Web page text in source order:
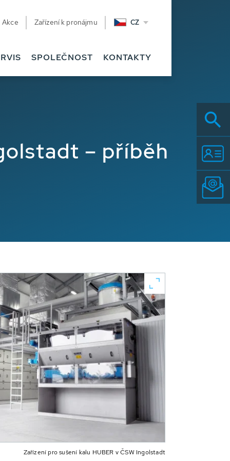
Akce Zařízení k pronájmu CZ
SPOLEČNOST KONTAKTY
– příběh
Zařízení pro sušení kalu HUBER v ČSW Ingolstadt